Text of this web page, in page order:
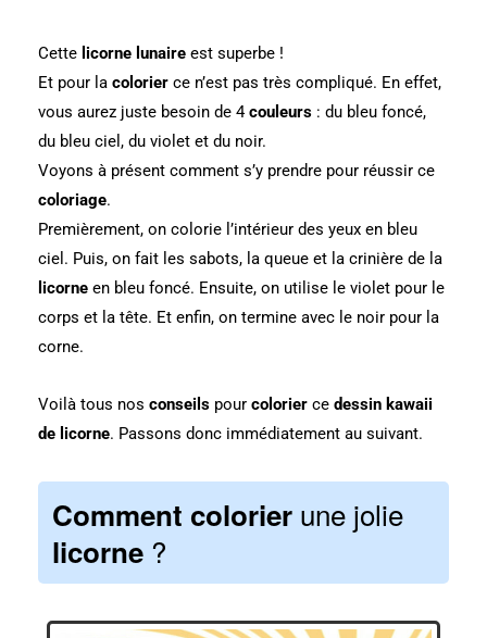
Cette licorne lunaire est superbe !
Et pour la colorier ce n’est pas très compliqué. En effet,
vous aurez juste besoin de 4couleurs : du bleu foncé,
du bleu ciel, du violet et du noir.
Voyons à présent comment s’y prendre pour réussir ce
coloriage.
Premièrement, on colorie l’intérieur des yeux en bleu
ciel. Puis, on fait les sabots, la queue et la crinière de la
licorne en bleu foncé. Ensuite, on utilise le violet pour le
corps et la tête. Et enfin, on termine avec le noir pour la
corne.
Voilà tous nos conseils pour colorier ce dessin kawaii
de licorne. Passons donc immédiatement au suivant.
Comment colorier une jolie
licorne ?